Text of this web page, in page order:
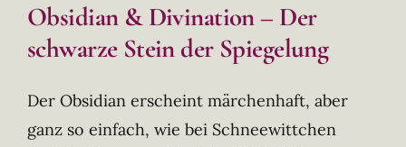
Obsidian & Divination – Der
schwarze Stein der Spiegelung
Der Obsidian erscheint märchenhaft, aber
ganz so einfach, wie bei Schneewittchen